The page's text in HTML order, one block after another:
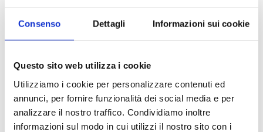
Consenso Dettagli Informazioni sui cookie
Questo sito web utilizza i cookie
Utilizziamo i cookie per personalizzare contenuti ed
annunci, per fornire funzionalità dei social media e per
analizzare il nostro traffico. Condividiamo inoltre
informazioni sul modo in cui utilizzi il nostro sito con i
Sistema per filtrazione in
acciaio